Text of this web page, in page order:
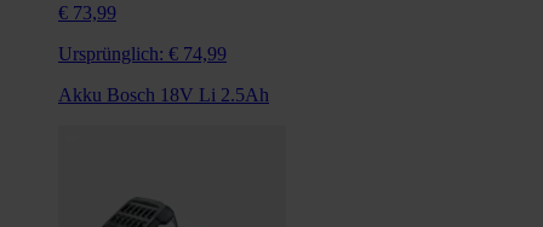
€ 73,99
Ursprünglich: € 74,99
Akku Bosch 18V Li 2.5Ah